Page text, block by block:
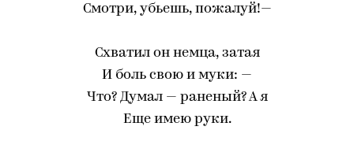
Смотри, убьешь, пожалуй!—
Схватил он немца, затая
И боль свою и муки: —
Что? Думал — раненый? А я
Еще имею руки.